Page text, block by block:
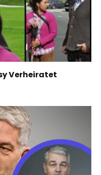
Verheiratet